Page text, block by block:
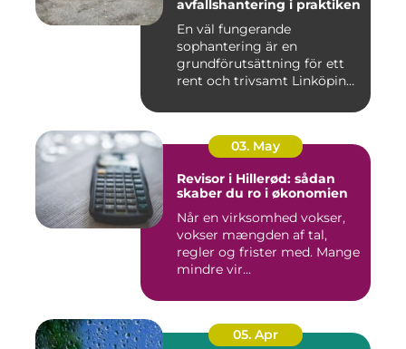
avfallshantering i praktiken
En väl fungerande
sophantering är en
grundförutsättning för ett
rent och trivsamt Linköping.
03. May
Revisor i Hillerød: sådan
skaber du ro i økonomien
Når en virksomhed vokser,
vokser mængden af tal,
regler og frister med. Mange
mindre vir...
05. Apr